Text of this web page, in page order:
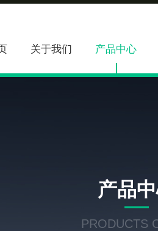
关于我们 产品中心
产品
PRODUCTS